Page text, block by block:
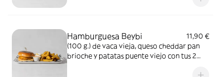
Hamburguesa Beybi
11,90 €
(100 g.) de vaca vieja, queso cheddar pan
brioche y patatas puente viejo con tus 2